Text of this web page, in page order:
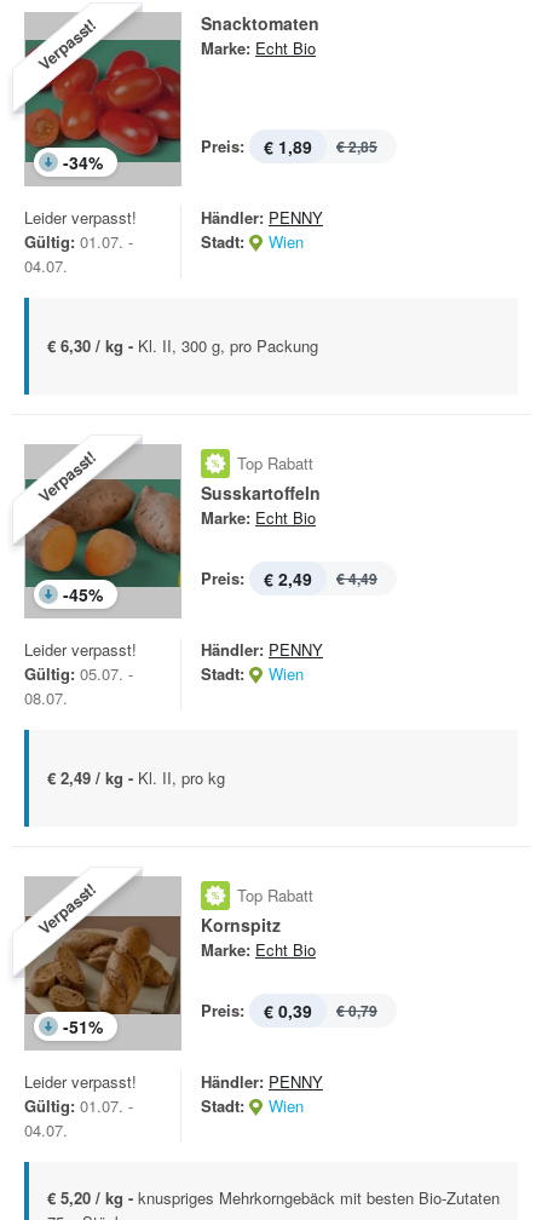
Verpasst!
-34%
Snacktomaten
Marke: Echt Bio
Preis: € 1,89 € 2,85
Leider verpasst!
Gültig: 01.07. -
04.07.
Händler: PENNY
Stadt:
Wien
€ 6,30 / kg - Kl. II, 300 g, pro Packung
Verpasst!
-45%
Top Rabatt
Susskartoffeln
Marke: Echt Bio
Preis: € 2,49 € 4,49
Leider verpasst!
Gültig: 05.07. -
08.07.
Händler: PENNY
Stadt:
Wien
€ 2,49 / kg - Kl. II, pro kg
Verpasst!
-51%
Top Rabatt
Kornspitz
Marke: Echt Bio
Preis: € 0,39 € 0,79
Leider verpasst!
Gültig: 01.07. -
04.07.
Händler: PENNY
Stadt:
Wien
€ 5,20 / kg - knuspriges Mehrkorngebäck mit besten Bio-Zutaten